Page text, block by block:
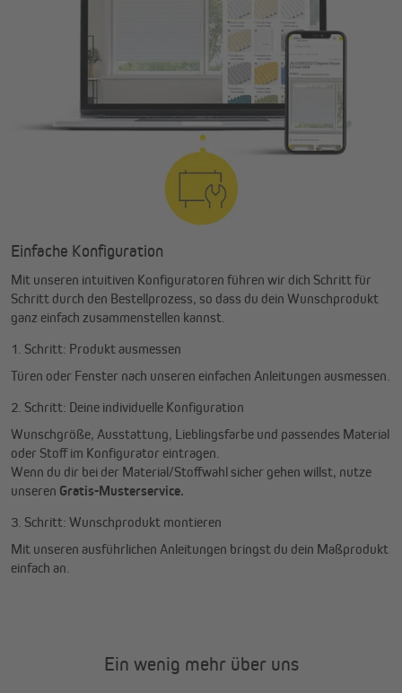
Einfache Konfiguration
Mit unseren intuitiven Konfiguratoren führen wir dich Schritt für
Schritt durch den Bestellprozess, so dass du dein Wunschprodukt
ganz einfach zusammenstellen kannst.
1. Schritt: Produkt ausmessen
Türen oder Fenster nach unseren einfachen Anleitungen ausmessen.
2. Schritt: Deine individuelle Konfiguration
Wunschgröße, Ausstattung, Lieblingsfarbe und passendes Material
oder Stoff im Konfigurator eintragen.
Wenn du dir bei der Material/Stoffwahl sicher gehen willst, nutze
unseren Gratis-Musterservice.
3. Schritt: Wunschprodukt montieren
Mit unseren ausführlichen Anleitungen bringst du dein Maßprodukt
einfach an.
Ein wenig mehr über uns